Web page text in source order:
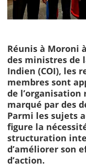
Réunis à Moroni
des ministres de
Indien (COI), les
membres sont
de
marqué par des
Parmi les sujets
figure la
structuration
d’améliorer son
d’action.